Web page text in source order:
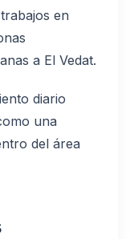
en
a El Vedat.
diario
una
del área